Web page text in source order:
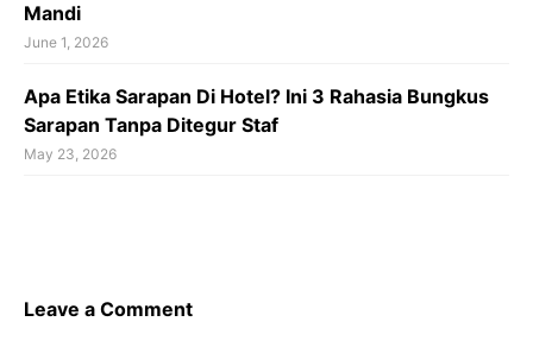
Mandi
June 1, 2026
Apa Etika Sarapan Di Hotel? Ini 3 Rahasia Bungkus
Sarapan Tanpa Ditegur Staf
May 23, 2026
Leave a Comment